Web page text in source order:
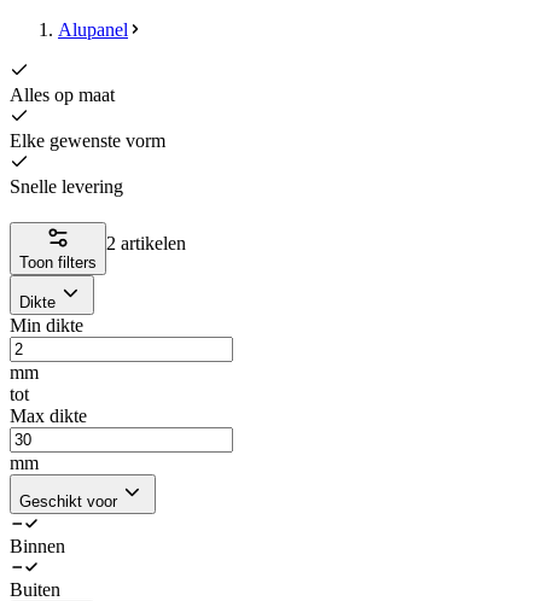
Alupanel
Alles op maat
Elke gewenste vorm
Snelle levering
Toon filters
2 artikelen
Dikte
Min dikte
mm
tot
Max dikte
mm
Geschikt voor
Binnen
Buiten